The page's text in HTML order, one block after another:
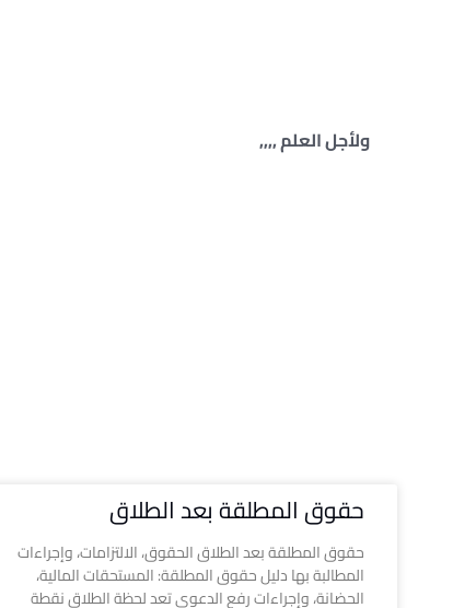
ولأجل العلم ,,,,
حقوق المطلقة بعد الطلاق
حقوق المطلقة بعد الطلاق الحقوق، الالتزامات، وإجراءات
المطالبة بها دليل حقوق المطلقة: المستحقات المالية،
الحضانة، وإجراءات رفع الدعوى تعد لحظة الطلاق نقطة